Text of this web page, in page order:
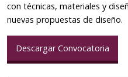
con técnicas, materiales y
nuevas propuestas de diseño.
Descargar Convocatoria